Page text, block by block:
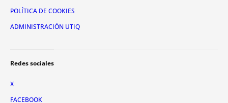
POLÍTICA DE COOKIES
ADMINISTRACIÓN UTIQ
Redes sociales
X
FACEBOOK